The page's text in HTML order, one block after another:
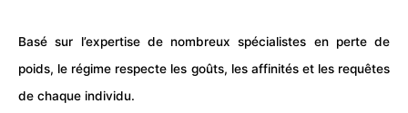
Basé sur l’expertise de nombreux spécialistes en perte de
poids, le régime respecte les goûts, les affinités et les requêtes
de chaque individu.